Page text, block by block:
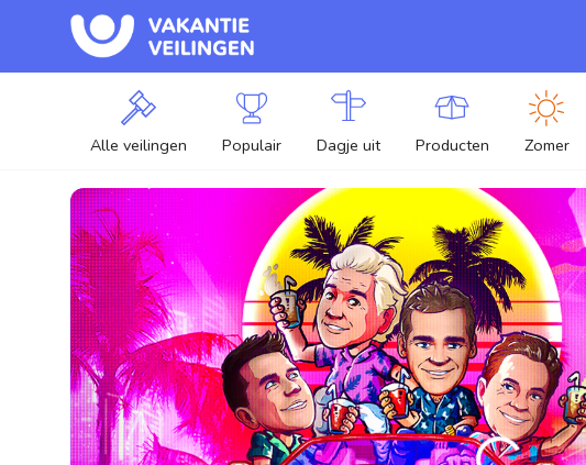
Alle veilingen Populair Dagje uit Producten Zomer